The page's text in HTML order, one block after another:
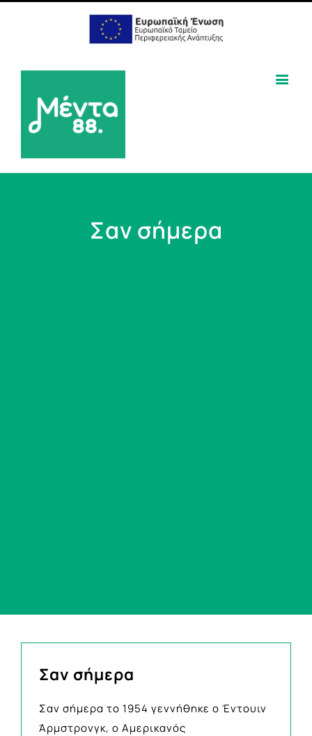
Σαν σήμερα
Σαν σήμερα
Σαν σήμερα το 1954 γεννήθηκε ο Έντουιν
Άρμστρονγκ, ο Αμερικανός